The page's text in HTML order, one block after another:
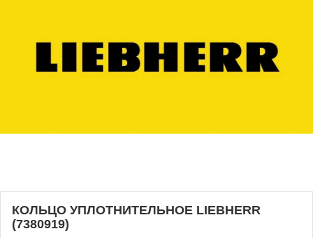
КОЛЬЦО УПЛОТНИТЕЛЬНОЕ LIEBHERR
(7380919)